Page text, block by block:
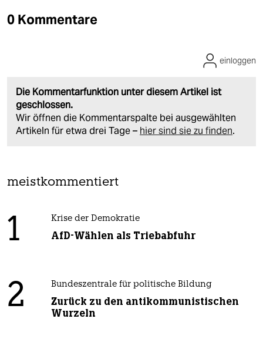
0 Kommentare
Die Kommentarfunktion unter diesem Artikel ist
geschlossen.
Wir öffnen die Kommentarspalte bei ausgewählten
Artikeln für etwa drei Tage – hier sind sie zu finden.
einloggen
meistkommentiert
1 Krise der Demokratie
AfD-Wählen als Triebabfuhr
2 Bundeszentrale für politische Bildung
Zurück zu den antikommunistischen
Wurzeln